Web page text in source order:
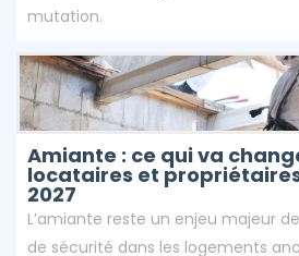
mutation.
Amiante : ce qui va
locataires et
2027
L’amiante reste un enjeu majeur
de sécurité dans les logements